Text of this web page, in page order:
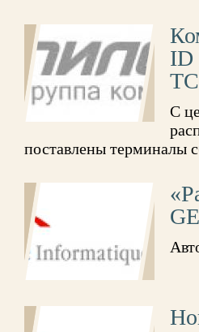
ID
С
поставлены терминалы